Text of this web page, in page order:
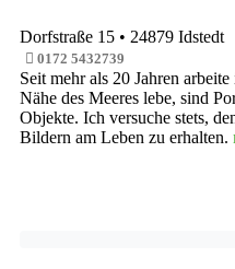
Dorfstraße 15 • 24879 Idstedt
0172 5432739
Seit mehr als 20 Jahren
Nähe des Meeres lebe, sind
Objekte. Ich versuche stets,
Bildern am Leben zu erhalten.